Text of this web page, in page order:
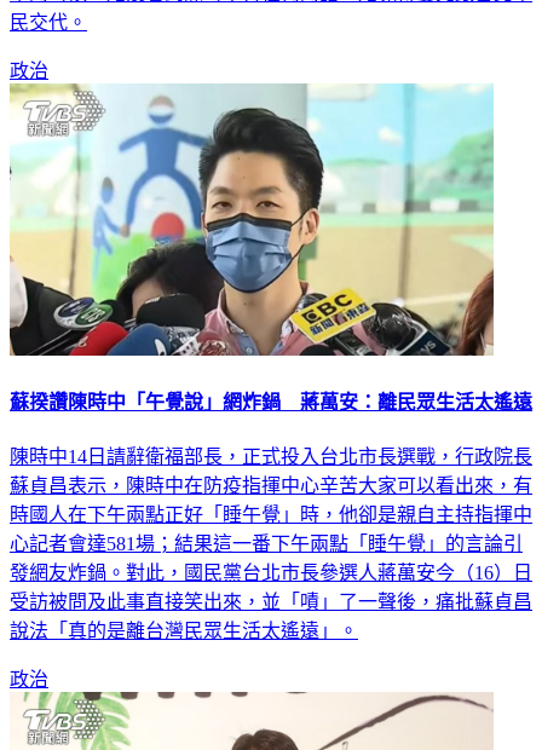
民交代。
政治
蘇揆讚陳時中「午覺說」網炸鍋 蔣萬安：離民眾生活太遙遠
陳時中14日請辭衛福部長，正式投入台北市長選戰，行政院長
蘇貞昌表示，陳時中在防疫指揮中心辛苦大家可以看出來，有
時國人在下午兩點正好「睡午覺」時，他卻是親自主持指揮中
心記者會達581場；結果這一番下午兩點「睡午覺」的言論引
發網友炸鍋。對此，國民黨台北市長參選人蔣萬安今（16）日
受訪被問及此事直接笑出來，並「嘖」了一聲後，痛批蘇貞昌
說法「真的是離台灣民眾生活太遙遠」。
政治